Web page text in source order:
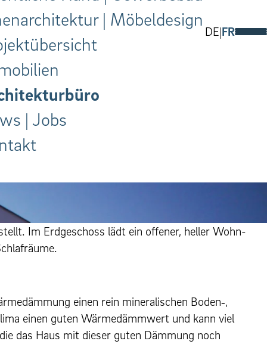
DE FR
| Möbeldesign
| Jobs
Im Erdgeschoss lädt ein offen­er, heller Wohn-
einen rein min­er­alis­chen Boden‑,
einen guten Wärmedämmwert und kann viel
das Haus mit dieser guten Dämmung noch